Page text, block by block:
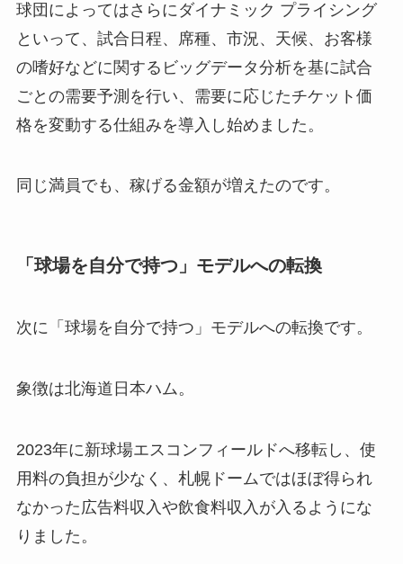
球団によってはさらにダイナミック プライシング
といって、試合日程、席種、市況、天候、お客様
の嗜好などに関するビッグデータ分析を基に試合
ごとの需要予測を行い、需要に応じたチケット価
格を変動する仕組みを導入し始めました。
同じ満員でも、稼げる金額が増えたのです。
「球場を自分で持つ」モデルへの転換
次に「球場を自分で持つ」モデルへの転換です。
象徴は北海道日本ハム。
2023年に新球場エスコンフィールドへ移転し、使
用料の負担が少なく、札幌ドームではほぼ得られ
なかった広告料収入や飲食料収入が入るようにな
りました。